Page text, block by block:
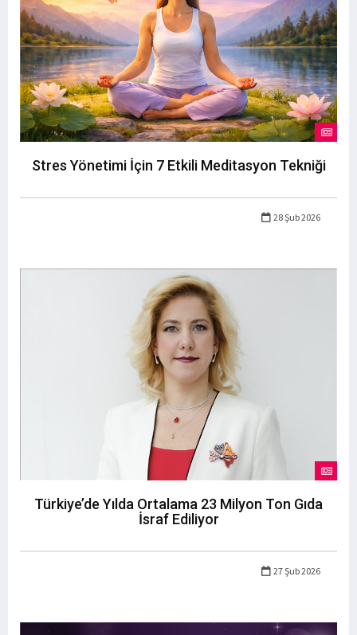
Stres Yönetimi İçin 7 Etkili Meditasyon Tekniği
28 Şub 2026
Türkiye’de Yılda Ortalama 23 Milyon Ton Gıda
İsraf Ediliyor
27 Şub 2026